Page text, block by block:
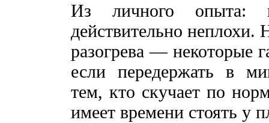
Из личного
действительно неплохи.
разогрева — некоторые
если передержать в
тем, кто скучает по
имеет времени стоять у